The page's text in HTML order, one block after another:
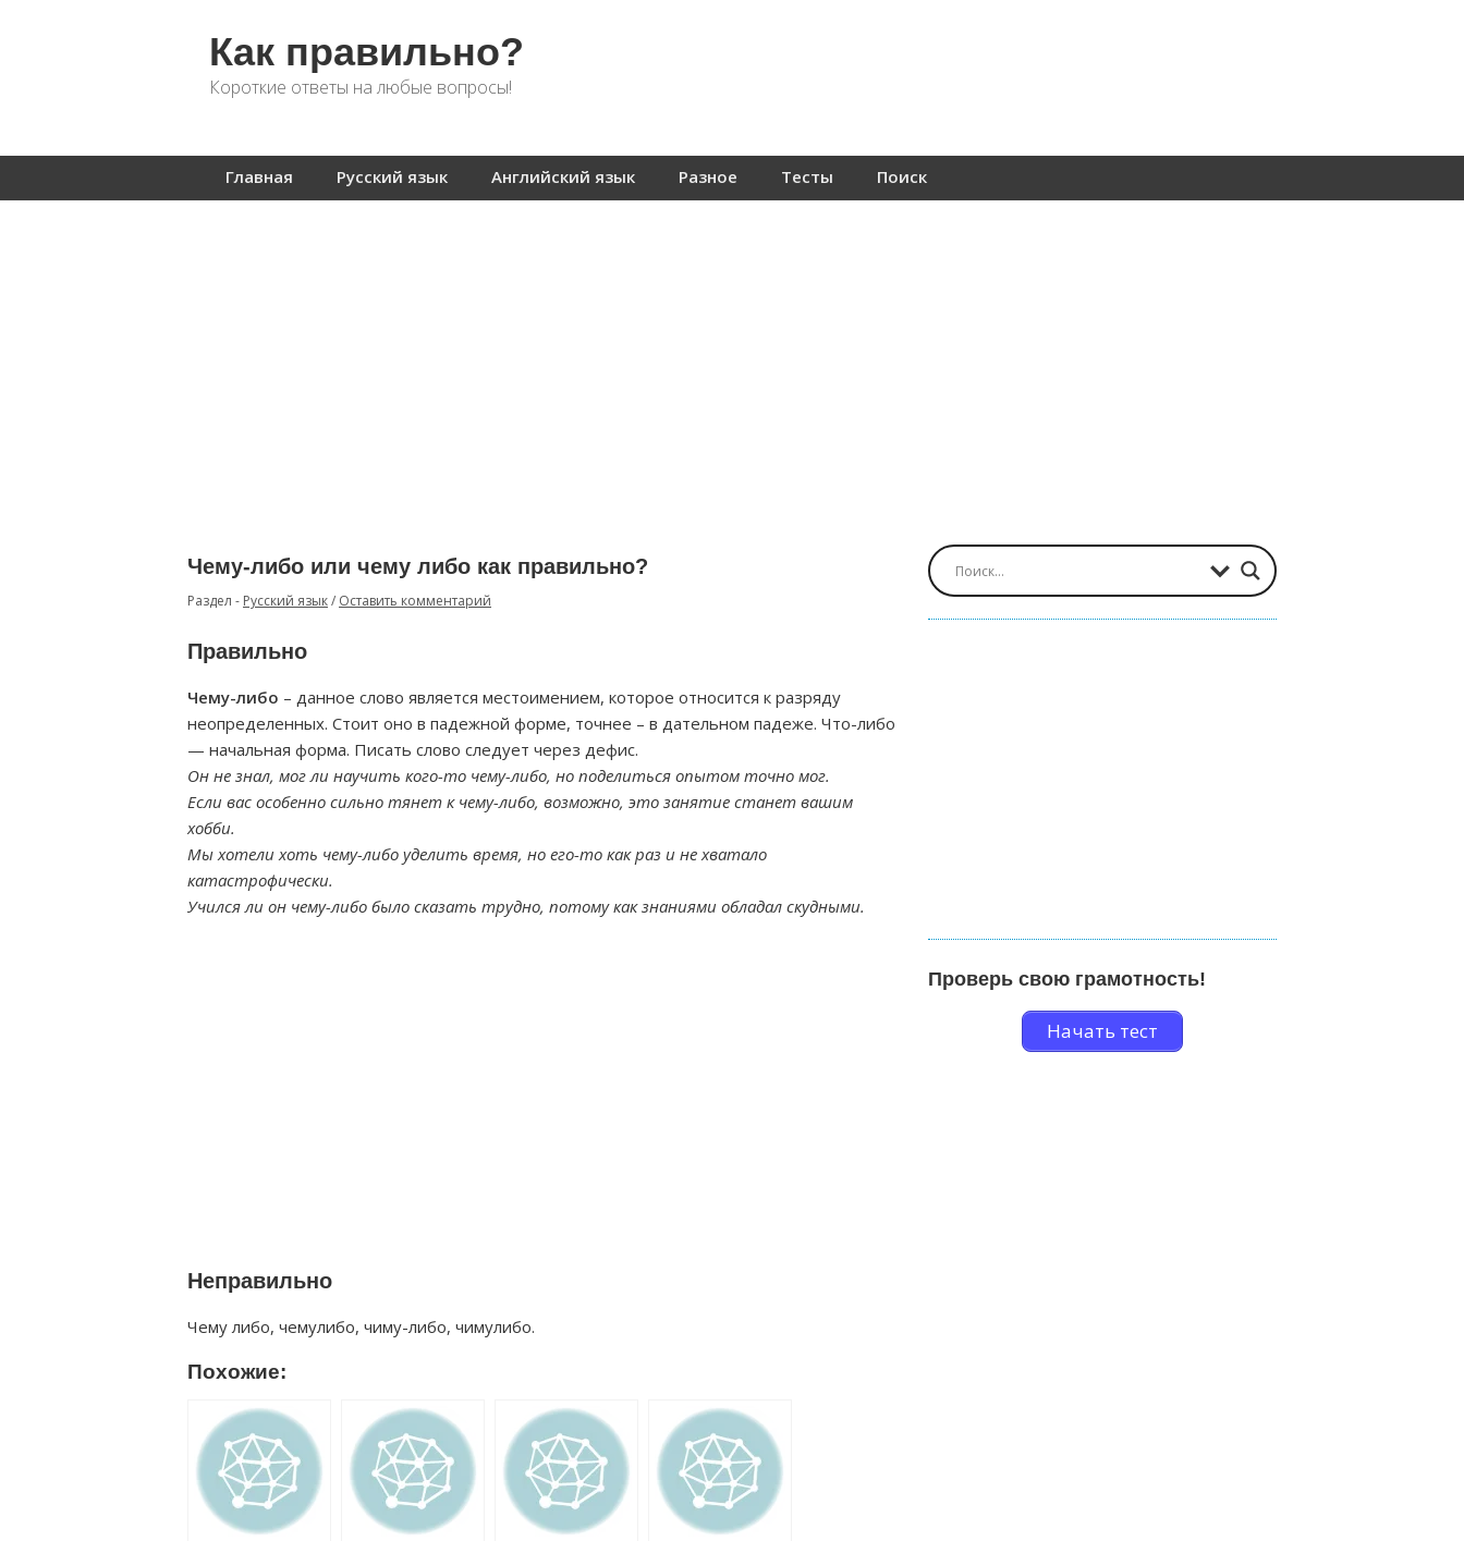
Как правильно?
Короткие ответы на любые вопросы!
Главная Русский язык Английский язык Разное Тесты Поиск
Чему-либо или чему либо как правильно?
Раздел - Русский язык/ Оставить комментарий
Правильно
Чему-либо – данное слово является местоимением, которое относится к разряду
неопределенных. Стоит оно в падежной форме, точнее – в дательном падеже. Что-либо
— начальная форма. Писать слово следует через дефис.
Он не знал, мог ли научить кого-то чему-либо, но поделиться опытом точно мог.
Если вас особенно сильно тянет к чему-либо, возможно, это занятие станет вашим
хобби.
Мы хотели хоть чему-либо уделить время, но его-то как раз и не хватало
катастрофически.
Учился ли он чему-либо было сказать трудно, потому как знаниями обладал скудными.
Неправильно
Чему либо, чемулибо, чиму-либо, чимулибо.
Похожие:
Проверь свою грамотность!
Начать тест